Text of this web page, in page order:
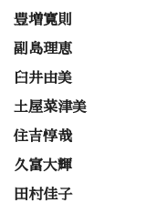
豊増寛則
副島理恵
臼井由美
土屋菜津美
住吉惇哉
久富大輝
田村佳子